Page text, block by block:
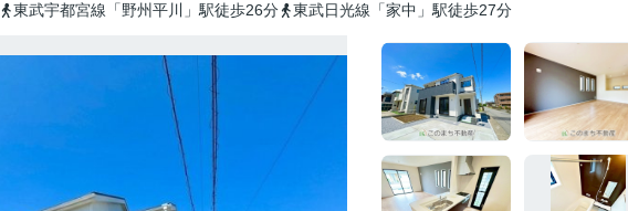
東武宇都宮線「野州平川」駅徒歩26分 東武日光線「家中」駅徒歩27分